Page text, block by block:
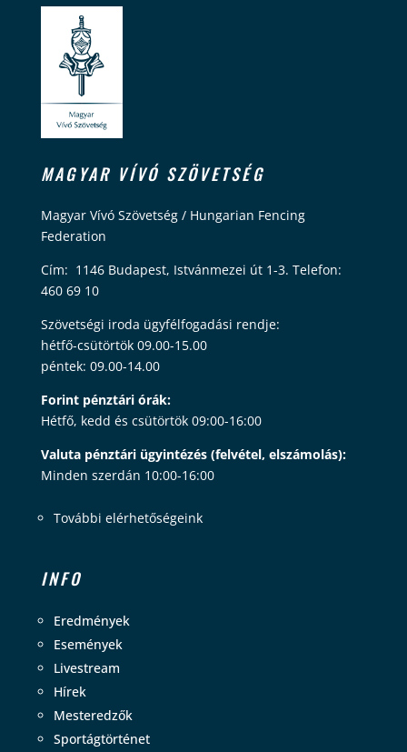
MAGYAR VÍVÓ SZÖVETSÉG
Magyar Vívó Szövetség / Hungarian Fencing
Federation
Cím: 1146 Budapest, Istvánmezei út 1-3. Telefon:
460 69 10
Szövetségi iroda ügyfélfogadási rendje:
hétfő-csütörtök 09.00-15.00
péntek: 09.00-14.00
Forint pénztári órák:
Hétfő, kedd és csütörtök 09:00-16:00
Valuta pénztári ügyintézés (felvétel, elszámolás):
Minden szerdán 10:00-16:00
További elérhetőségeink
INFO
Eredmények
Események
Livestream
Hírek
Mesteredzők
Sportágtörténet